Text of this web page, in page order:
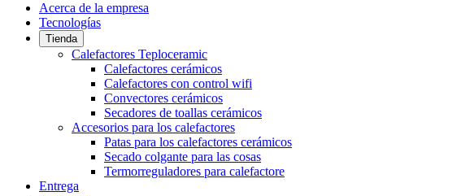
Acerca de la empresa
Tecnologías
Tienda
Calefactores Teploceramic
Calefactores cerámicos
Calefactores con control wifi
Convectores cerámicos
Secadores de toallas cerámicos
Accesorios para los calefactores
Patas para los calefactores cerámicos
Secado colgante para las cosas
Termorreguladores para calefactore
Entrega